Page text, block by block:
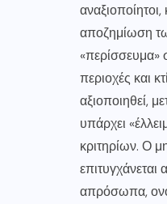
αποζημίωση
«περίσσευμα»
περιοχές και
αξιοποιηθεί,
υπάρχει
κριτηρίων. Ο
επιτυγχάνεται
απρόσωπα,